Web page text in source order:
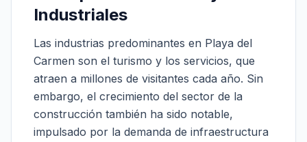
Industriales
Las industrias predominantes en Playa del
Carmen son el turismo y los servicios, que
atraen a millones de visitantes cada año. Sin
embargo, el crecimiento del sector de la
construcción también ha sido notable,
impulsado por la demanda de infraestructura